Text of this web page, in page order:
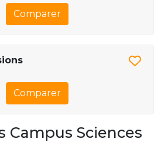
Comparer
Comparer
Campus Sciences